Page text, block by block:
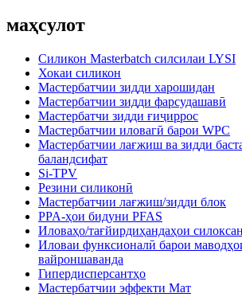
маҳсулот
Силикон Masterbatch силсилаи LYSI
Хокаи силикон
Мастербатчии зидди харошидан
Мастербатчии зидди фарсудашавӣ
Мастербатчи зидди ғиҷиррос
Мастербатчии иловагӣ барои WPC
Мастербатчии лағжиш ва зидди
баландсифат
Si-TPV
Резини силиконӣ
Мастербатчии лағжиш/зидди блок
PPA-ҳои бидуни PFAS
Иловаҳо/тағйирдиҳандаҳои
Иловаи функсионалӣ барои
вайроншаванда
Гипердисперсантҳо
Мастербатчии эффекти Мат